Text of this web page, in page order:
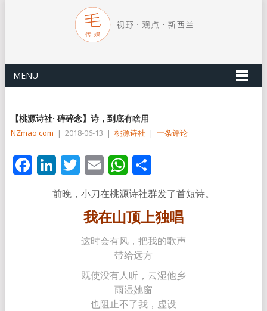
MENU
【桃源诗社· 碎碎念】诗，到底有啥用
NZmao com | 2018-06-13 | 桃源诗社 | 一条评论
Facebook
LinkedIn
Twitter
EmailWhatsApp
分
享
前晚，小刀在桃源诗社群发了首短诗。
我在山顶上独唱
这时会有风，把我的歌声
带给远方
既使没有人听，云湿他乡
雨湿她窗
也阻止不了我，虚设